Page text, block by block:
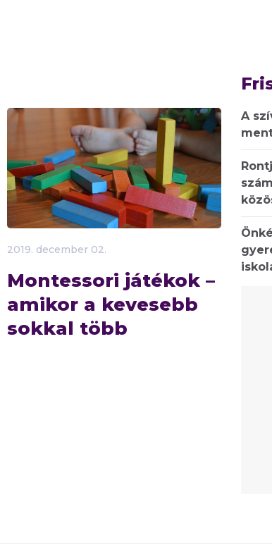
2019. december 02.
Montessori játékok –
amikor a kevesebb
sokkal több
A